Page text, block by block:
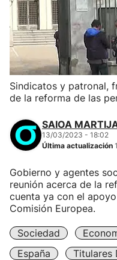
Sindicatos y patronal,
de la reforma de las
SAIOA
13/03/2023 - 18:02
Última actualización
Gobierno y agentes
reunión acerca de la
cuenta ya con el
Comisión Europea.
Sociedad
España
Titulares